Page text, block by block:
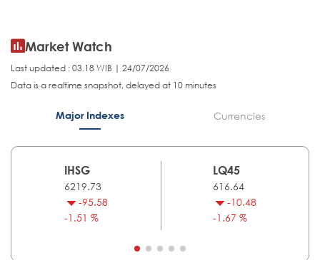
Market Watch
Last updated : 03.18 WIB | 24/07/2026
Data is a realtime snapshot, delayed at 10 minutes
Major Indexes Currencies
IHSG
6219.73
-95.58
-1.51 %
LQ45
616.64
-10.48
-1.67 %